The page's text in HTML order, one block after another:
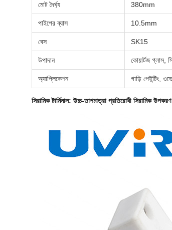
মোট দৈর্ঘ্য 380mm
পাইপের ব্যাস 10.5mm
বেস SK15
উপাদান কোয়ার্টজ গ্লাস,
অ্যাপ্লিকেশন গাড়ি পেইন্টিং,
সিরামিক টার্মিনাল: উচ্চ-তাপমাত্রা প্রতিরোধী সিরামিক